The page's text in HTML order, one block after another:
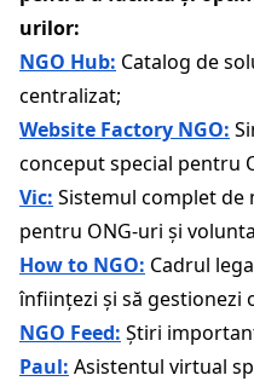
urilor:
NGO Hub: Catalog de
centralizat;
Website Factory NGO:
conceput special pentru
Vic: Sistemul complet
pentru ONG-uri și
How to NGO: Cadrul
înființezi și să
NGO Feed: Știri
Paul: Asistentul virtual